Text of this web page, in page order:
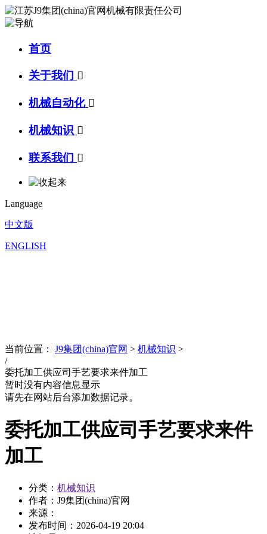
首页
关于我们 
机械自动化 
机械知识 
联系我们 
Language
中文版
ENGLISH
当前位置： J9集团(china)官网 > 机械知识 >
/
委托加工供应司手艺要求来件加工
暂时没有内容信息显示
请先在网站后台添加数据记录。
委托加工供应司手艺要求来件
加工
分类： 机械知识
作者：J9集团(china)官网
来源：
发布时间： 2026-04-19 20:04